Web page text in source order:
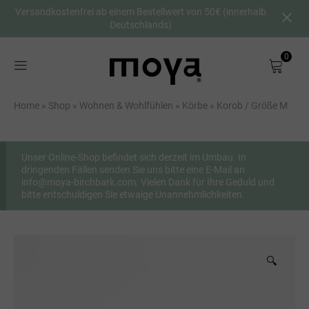
Versandkostenfrei ab einem Bestellwert von 50€ (innerhalb
Deutschlands)
0
Shop
Wohnen & Wohlfühlen
Sitzmöbel
Körbe
Home » Shop » Wohnen & Wohlfühlen » Körbe » Korob / Größe M
Unser Online-Shop befindet sich derzeit im Umbau. In
dringenden Fällen senden Sie uns bitte eine E-Mail an
info@moya-birchbark.com. Vielen Dank für Ihre Geduld und
bitte entschuldigen Sie etwaige Unannehmlichkeiten.
🔍